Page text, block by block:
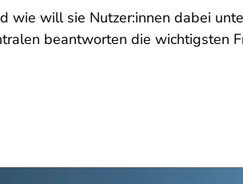
wie will sie Nutzer:innen dabei
beantworten die wichtigsten